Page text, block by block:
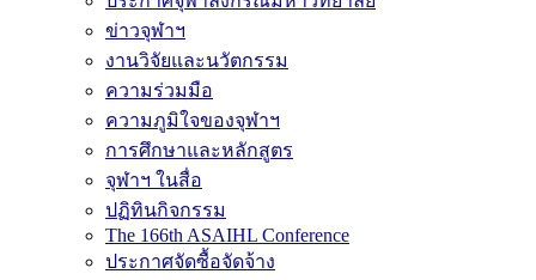
ข่าวจุฬาฯ
งานวิจัยและนวัตกรรม
ความร่วมมือ
ความภูมิใจของจุฬาฯ
การศึกษาและหลักสูตร
จุฬาฯ ในสื่อ
ปฏิทินกิจกรรม
The 166th ASAIHL Conference
ประกาศจัดซื้อจัดจ้าง